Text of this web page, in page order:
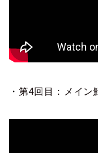
・第4回目：メイ